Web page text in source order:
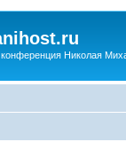
конференция Николая